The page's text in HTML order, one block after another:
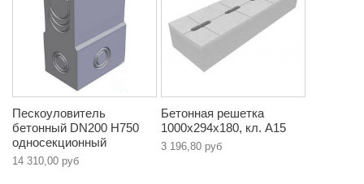
Пескоуловитель
бетонный DN200 Н750
односекционный
14 310,00 руб
Бетонная решетка
1000х294х180, кл. A15
3 196,80 руб